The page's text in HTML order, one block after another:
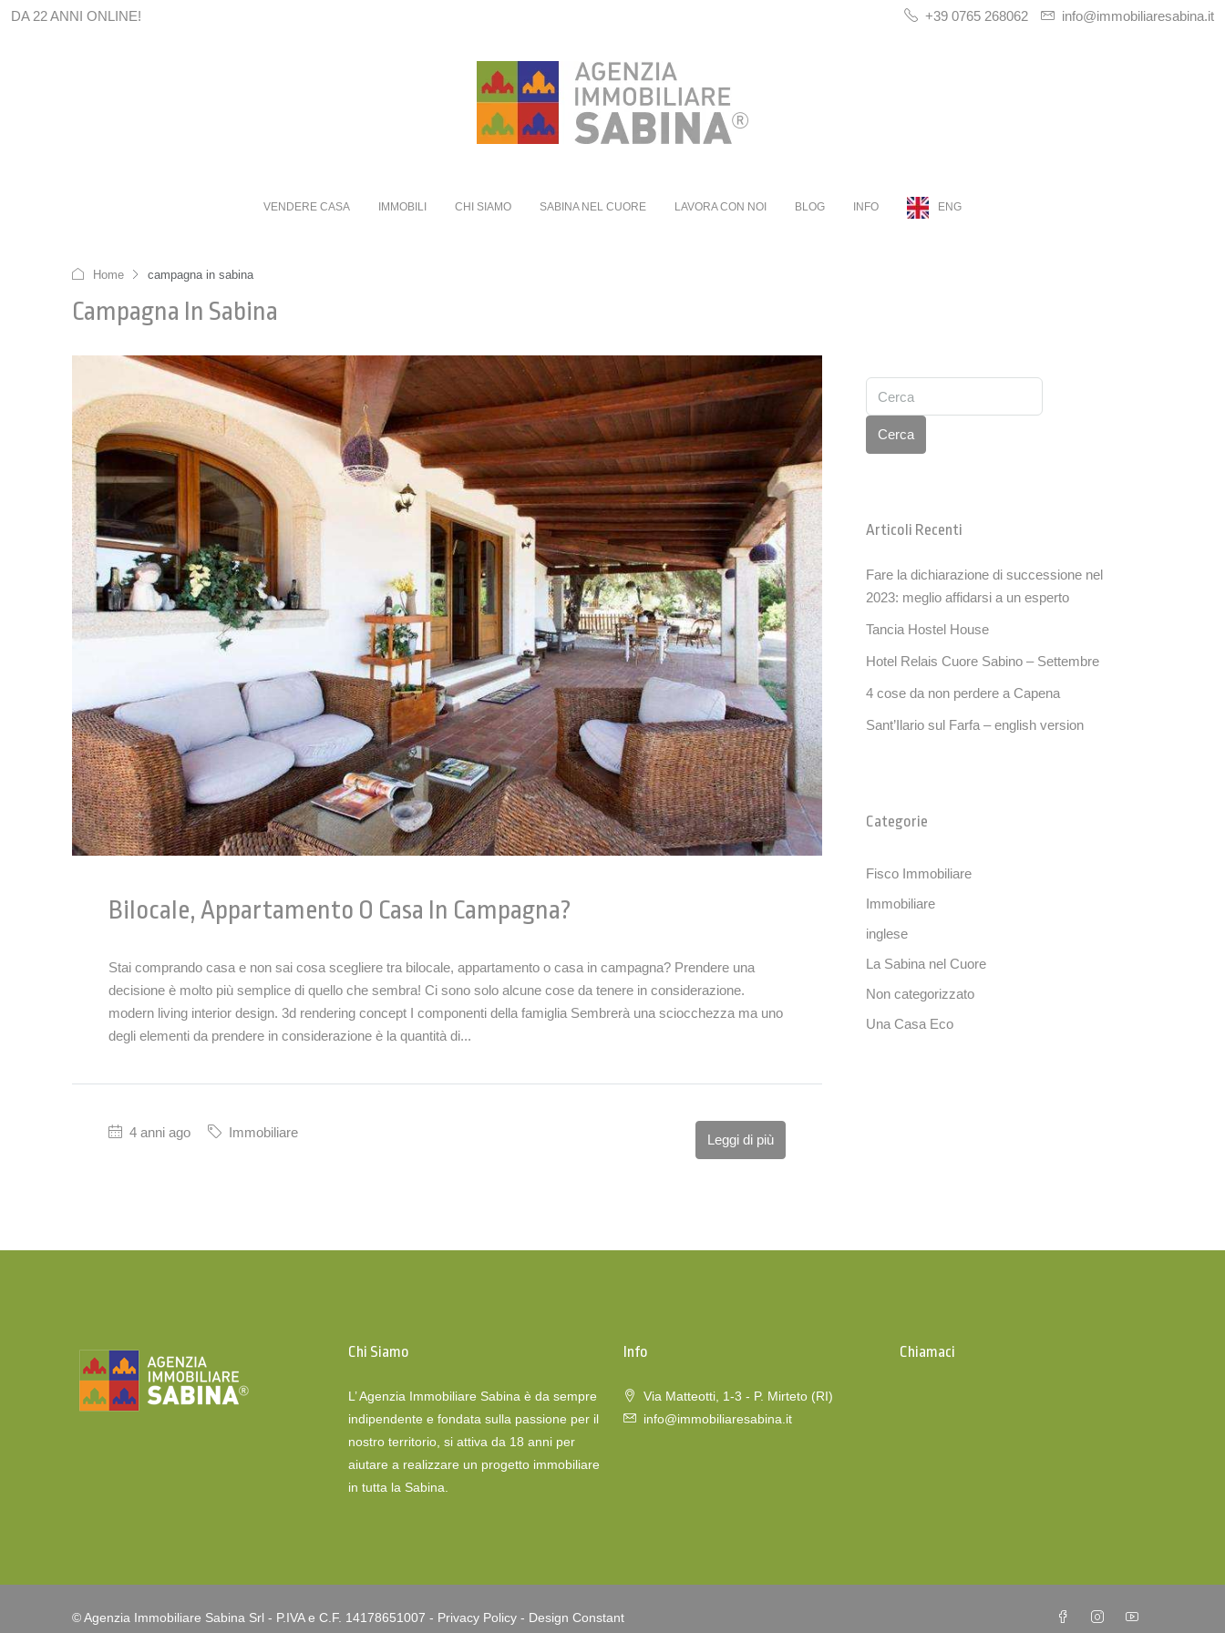
DA 22 ANNI ONLINE! +39 0765 268062 info@immobiliaresabina.it
VENDERE CASA IMMOBILI CHI SIAMO SABINA NEL CUORE LAVORA CON NOI BLOG INFO ENG
Home campagna in sabina
Campagna In Sabina
Bilocale, Appartamento O Casa In Campagna?
Stai comprando casa e non sai cosa scegliere tra bilocale, appartamento o casa in campagna? Prendere una
decisione è molto più semplice di quello che sembra! Ci sono solo alcune cose da tenere in considerazione.
modern living interior design. 3d rendering concept I componenti della famiglia Sembrerà una sciocchezza ma uno
degli elementi da prendere in considerazione è la quantità di...
4 anni ago Immobiliare Leggi di più
Cerca
Articoli Recenti
Fare la dichiarazione di successione nel
2023: meglio affidarsi a un esperto
Tancia Hostel House
Hotel Relais Cuore Sabino – Settembre
4 cose da non perdere a Capena
Sant’Ilario sul Farfa – english version
Categorie
Fisco Immobiliare
Immobiliare
inglese
La Sabina nel Cuore
Non categorizzato
Una Casa Eco
Chi Siamo
L’ Agenzia Immobiliare Sabina è da sempre
indipendente e fondata sulla passione per il
nostro territorio, si attiva da 18 anni per
aiutare a realizzare un progetto immobiliare
in tutta la Sabina.
Info
Via Matteotti, 1-3 - P. Mirteto (RI)
info@immobiliaresabina.it
Chiamaci
© Agenzia Immobiliare Sabina Srl - P.IVA e C.F. 14178651007 - Privacy Policy - Design Constant